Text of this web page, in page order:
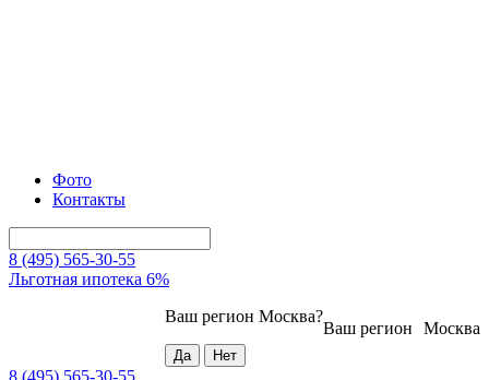
Фото
Контакты
8 (495) 565-30-55
Льготная ипотека 6%
Москва
Ваш регион
Ваш регион Москва?